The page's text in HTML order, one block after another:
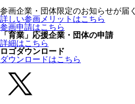
参画企業・団体限定のお知らせが届く
詳しい参画メリットはこちら
参画申請はこちら
「育業」応援企業・団体の申請
詳細はこちら
ロゴダウンロード
ダウンロードはこちら